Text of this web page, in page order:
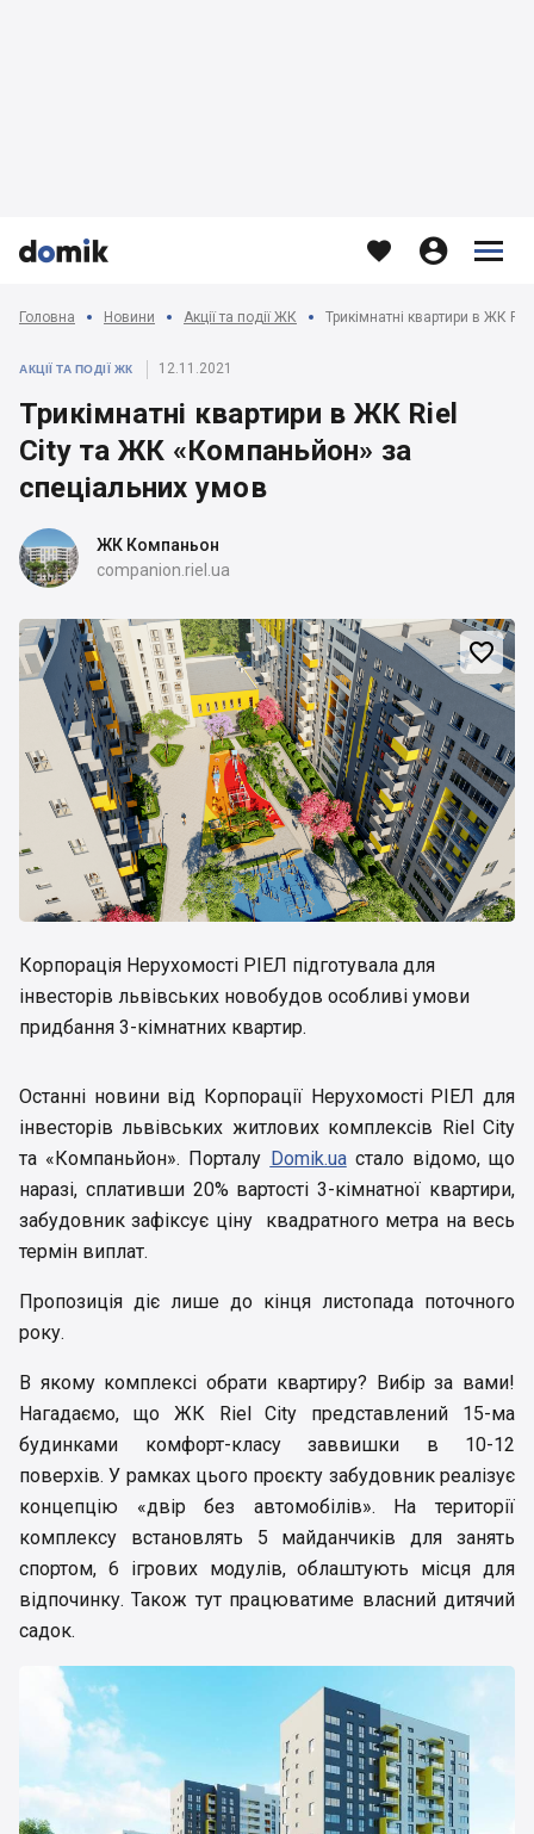


   


Головна Новини Акції та події ЖК
АКЦІЇ ТА ПОДІЇ ЖК 12.11.2021
Трикімнатні квартири в ЖК Riel
City та ЖК «Компаньйон» за
спеціальних умов
ЖК Компаньон
companion.riel.ua

Корпорація Нерухомості РІЕЛ підготувала для
інвесторів львівських новобудов особливі умови
придбання 3-кімнатних квартир.
Останні новини від Корпорації Нерухомості РІЕЛ для
інвесторів львівських житлових комплексів Riel City
та «Компаньйон». Порталу Domik.uaстало відомо, що
наразі, сплативши 20% вартості 3-кімнатної квартири,
забудовник зафіксує ціну квадратного метра на весь
термін виплат.
Пропозиція діє лише до кінця листопада поточного
року.
В якому комплексі обрати квартиру? Вибір за вами!
Нагадаємо, що ЖК Riel City представлений 15-ма
будинками комфорт-класу заввишки в 10-12
поверхів. У рамках цього проєкту забудовник реалізує
концепцію «двір без автомобілів». На території
комплексу встановлять 5 майданчиків для занять
спортом, 6 ігрових модулів, облаштують місця для
відпочинку. Також тут працюватиме власний дитячий
садок.